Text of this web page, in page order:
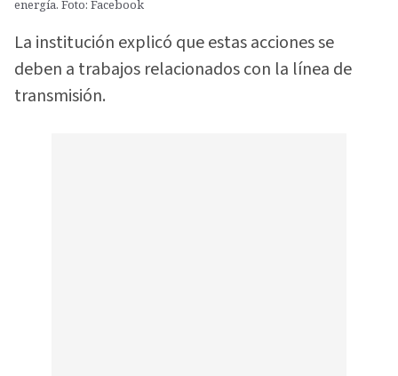
energía. Foto: Facebook
La institución explicó que estas acciones se
deben a trabajos relacionados con la línea de
transmisión.